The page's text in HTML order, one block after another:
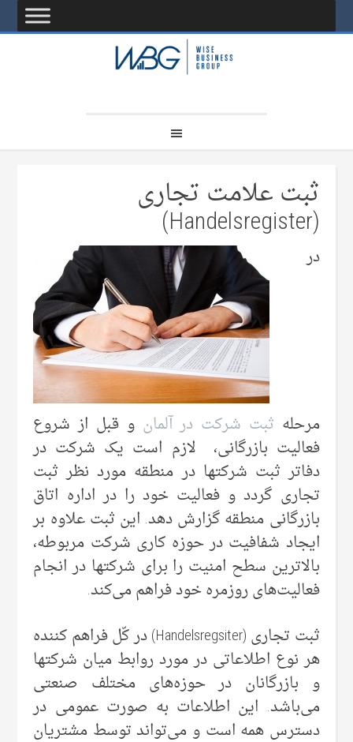
ثبت علامت تجاری
(Handelsregister)
در
مرحله ثبت شرکت در آلمان و قبل از شروع
فعالیت بازرگانی، لازم است یک شرکت در
دفاتر ثبت شرکتها در منطقه مورد نظر ثبت
تجاری گردد و فعالیت خود را در اداره اتاق
بازرگانی منطقه گزارش دهد. این ثبت علاوه بر
ایجاد شفافیت در حوزه کاری شرکت مربوطه،
بالاترین سطح امنیت را برای شرکتها در انجام
فعالیت‌های روزمره خود فراهم می‌‌کند.
ثبت تجاری (Handelsregsiter) در کّل فراهم کننده
هر نوع اطلاعاتی در مورد روابط میان شرکتها
و بازرگانان در حوزه‌های مختلف صنعتی‌
می‌‌باشد. این اطلاعات به صورت عمومی‌ در
دسترس همه است و می‌‌تواند توسط مشتریان